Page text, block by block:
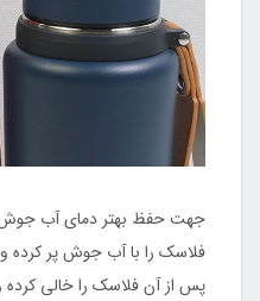
جهت حفظ بهتر دمای آب جوش
پس از آن فلاسک را خالی